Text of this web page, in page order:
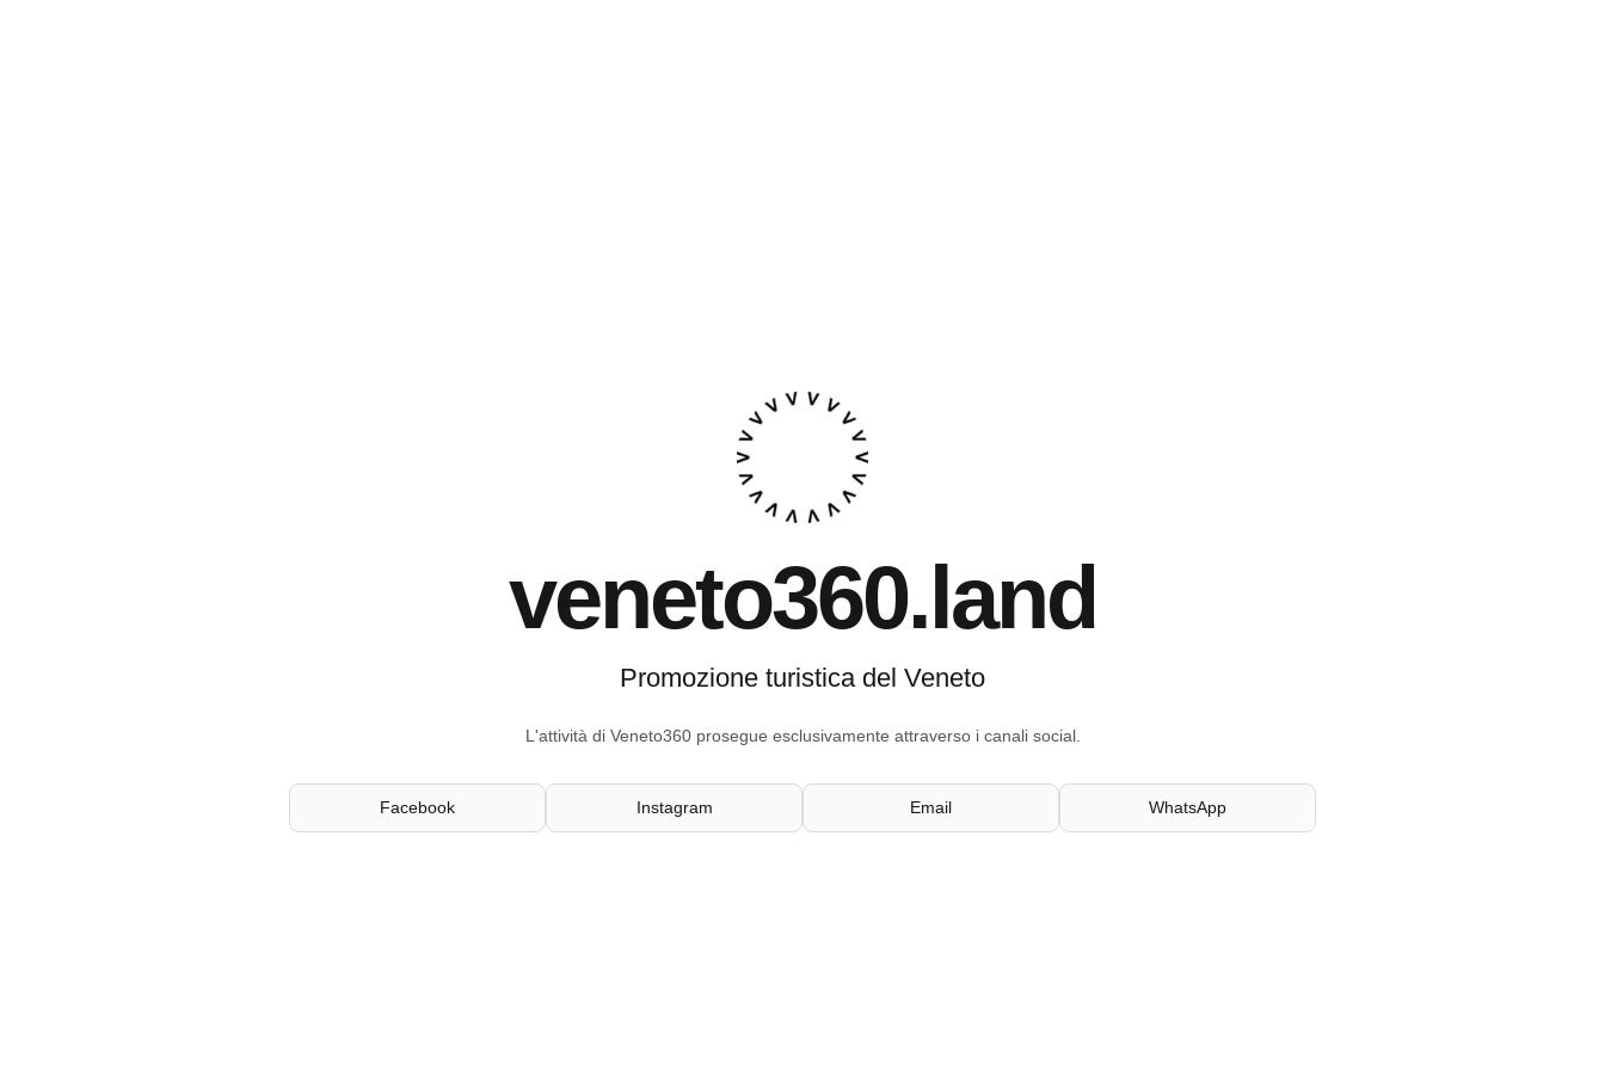
veneto360.land
Promozione turistica del Veneto
L'attività di Veneto360 prosegue esclusivamente attraverso i canali social.
Facebook Instagram Email WhatsApp